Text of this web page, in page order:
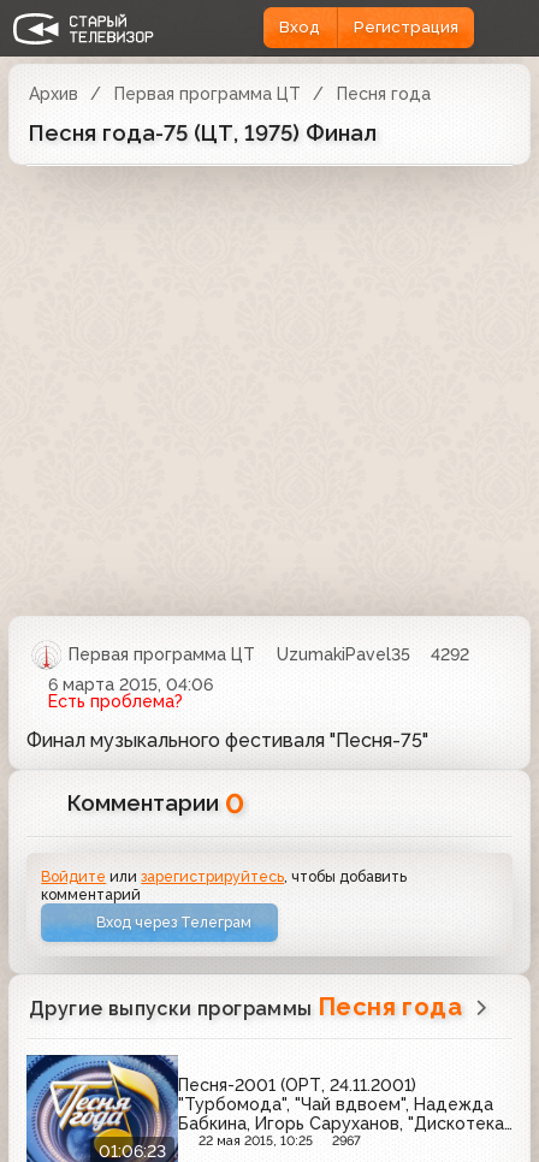
Вход Регистрация
Архив Первая программа ЦТ Песня года
Песня года-75 (ЦТ, 1975) Финал
Первая программа ЦТ UzumakiPavel35
4292
6 марта 2015, 04:06
Есть проблема?
Финал музыкального фестиваля "Песня-75"
Комментарии 0
Войдите илизарегистрируйтесь , чтобы добавить
комментарий
Вход через Телеграм
Другие выпуски программы Песня года
01:06:23
Песня-2001 (ОРТ, 24.11.2001)
"Турбомода", "Чай вдвоем", Надежда
Бабкина, Игорь Саруханов, "Дискотека
Авария", Анна Резникова, "Hi-Fi", Татьяна
22 мая 2015, 10:25 2967